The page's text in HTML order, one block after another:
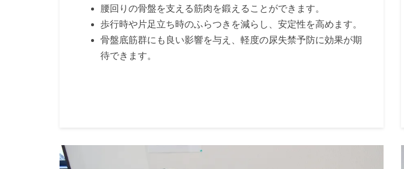
腰回りの骨盤を支える筋肉を鍛えることができます。
歩行時や片足立ち時のふらつきを減らし、安定性を高めます。
骨盤底筋群にも良い影響を与え、軽度の尿失禁予防に効果が期
待できます。